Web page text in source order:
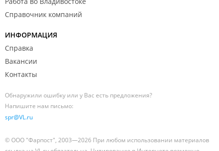
Справочник компаний
ИНФОРМАЦИЯ
Справка
Вакансии
Контакты
Обнаружили ошибку или у Вас есть предложения?
Напишите нам письмо:
spr@VL.ru
© ООО "Фарпост", 2003—2026 При любом использовании материалов